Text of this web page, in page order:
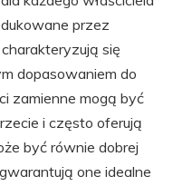
przez
się
dopasowaniem do
zamienne mogą być
i często oferują
być równie dobrej
one idealne